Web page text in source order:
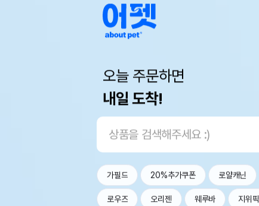
오늘 주문하면
내일 도착!
가필드 20%추가쿠폰 로얄캐닌
로우즈 오리젠 웨루바 지위픽